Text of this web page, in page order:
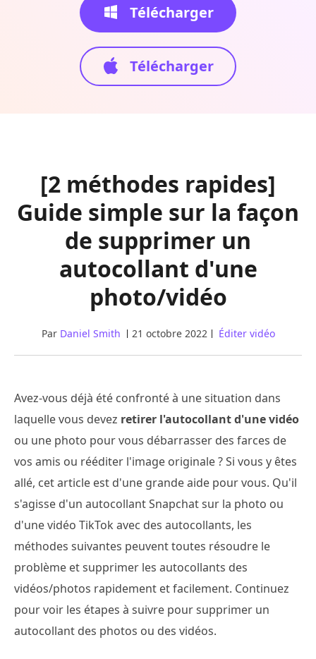
Télécharger
Télécharger
[2 méthodes rapides]
Guide simple sur la façon
de supprimer un
autocollant d'une
photo/vidéo
Par Daniel Smith 21 octobre 2022 Éditer vidéo
Avez-vous déjà été confronté à une situation dans
laquelle vous devez retirer l'autocollant d'une vidéo
ou une photo pour vous débarrasser des farces de
vos amis ou rééditer l'image originale ? Si vous y êtes
allé, cet article est d'une grande aide pour vous. Qu'il
s'agisse d'un autocollant Snapchat sur la photo ou
d'une vidéo TikTok avec des autocollants, les
méthodes suivantes peuvent toutes résoudre le
problème et supprimer les autocollants des
vidéos/photos rapidement et facilement. Continuez
pour voir les étapes à suivre pour supprimer un
autocollant des photos ou des vidéos.